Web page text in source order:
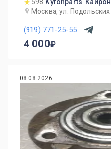
598 Kyronparts|
Москва, ул.
(919) 771-25-55
4 000
08.08.2026